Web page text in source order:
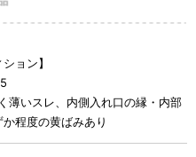
ョン】
薄いスレ、内側入れ口の縁・内部
程度の黄ばみあり